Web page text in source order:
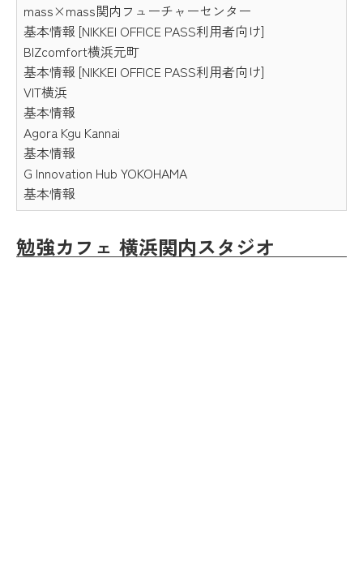
mass×mass関内フューチャーセンター
基本情報 [NIKKEI OFFICE PASS利用者向け]
BIZcomfort横浜元町
基本情報 [NIKKEI OFFICE PASS利用者向け]
VIT横浜
基本情報
Agora Kgu Kannai
基本情報
G Innovation Hub YOKOHAMA
基本情報
勉強カフェ 横浜関内スタジオ